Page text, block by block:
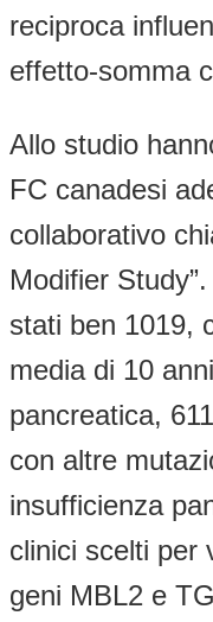
reciproca
effetto-somma
Allo studio
FC canadesi
collaborativo
Modifier
stati ben 1019,
media di 10
pancreatica,
con altre
insufficienza
clinici scelti per
geni MBL2 e